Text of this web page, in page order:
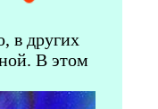
в других
В этом